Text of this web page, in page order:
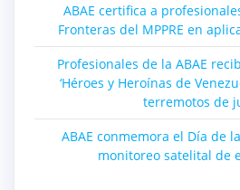
ABAE certifica a
Fronteras del MPPRE en
Profesionales de la ABAE
‘Héroes y Heroínas de
terremotos de
ABAE conmemora el Día de
monitoreo satelital de